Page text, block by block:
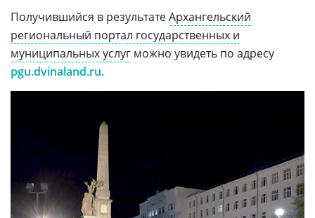
Получившийся в результатеАрхангельский
региональный портал государственных и
муниципальных услуг можно увидеть по адресу
pgu.dvinaland.ru.